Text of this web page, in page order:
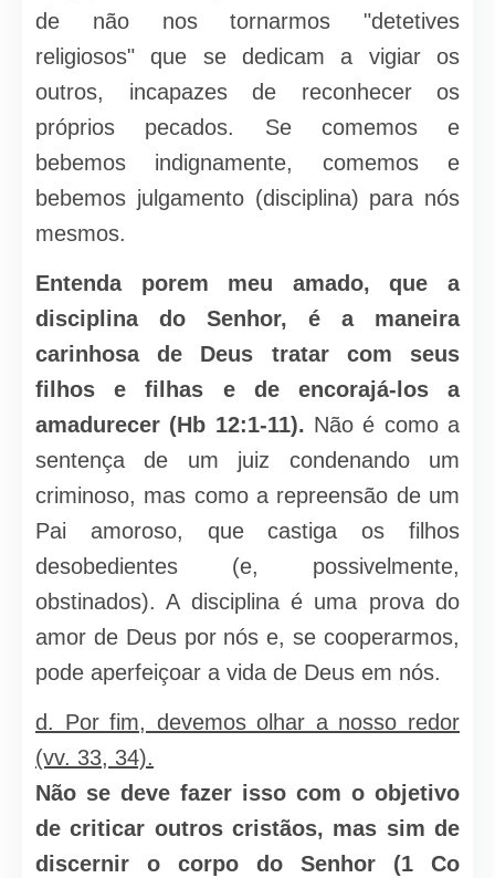
de não nos tornarmos "detetives
religiosos" que se dedicam a vigiar os
outros, incapazes de reconhecer os
próprios pecados. Se comemos e
bebemos indignamente, comemos e
bebemos julgamento (disciplina) para nós
mesmos.
Entenda porem meu amado, que a
disciplina do Senhor, é a maneira
carinhosa de Deus tratar com seus
filhos e filhas e de encorajá-los a
amadurecer (Hb 12:1-11). Não é como a
sentença de um juiz condenando um
criminoso, mas como a repreensão de um
Pai amoroso, que castiga os filhos
desobedientes (e, possivelmente,
obstinados). A disciplina é uma prova do
amor de Deus por nós e, se cooperarmos,
pode aperfeiçoar a vida de Deus em nós.
d. Por fim, devemos olhar a nosso redor
(vv. 33, 34).
Não se deve fazer isso com o objetivo
de criticar outros cristãos, mas sim de
discernir o corpo do Senhor (1 Co